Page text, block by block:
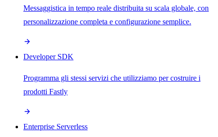
Messaggistica in tempo reale distribuita su scala globale, con
personalizzazione completa e configurazione semplice.
Developer SDK
Programma gli stessi servizi che utilizziamo per costruire i
prodotti Fastly
Enterprise Serverless